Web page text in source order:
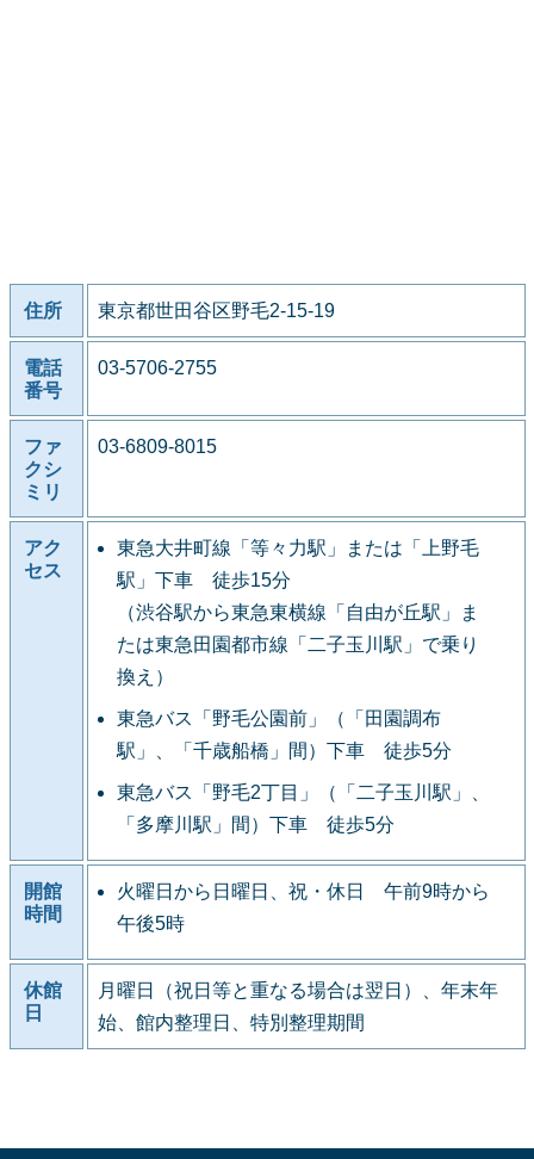
住所 東京都世田谷区野毛2-15-19
電話
番号
03-5706-2755
ファ
クシ
ミリ
03-6809-8015
アク
セス
東急大井町線「等々力駅」または「上野毛
駅」下車 徒歩15分
（渋谷駅から東急東横線「自由が丘駅」ま
たは東急田園都市線「二子玉川駅」で乗り
換え）
東急バス「野毛公園前」（「田園調布
駅」、「千歳船橋」間）下車 徒歩5分
東急バス「野毛2丁目」（「二子玉川駅」、
「多摩川駅」間）下車 徒歩5分
開館
時間
火曜日から日曜日、祝・休日 午前9時から
午後5時
休館
日
月曜日（祝日等と重なる場合は翌日）、年末年
始、館内整理日、特別整理期間